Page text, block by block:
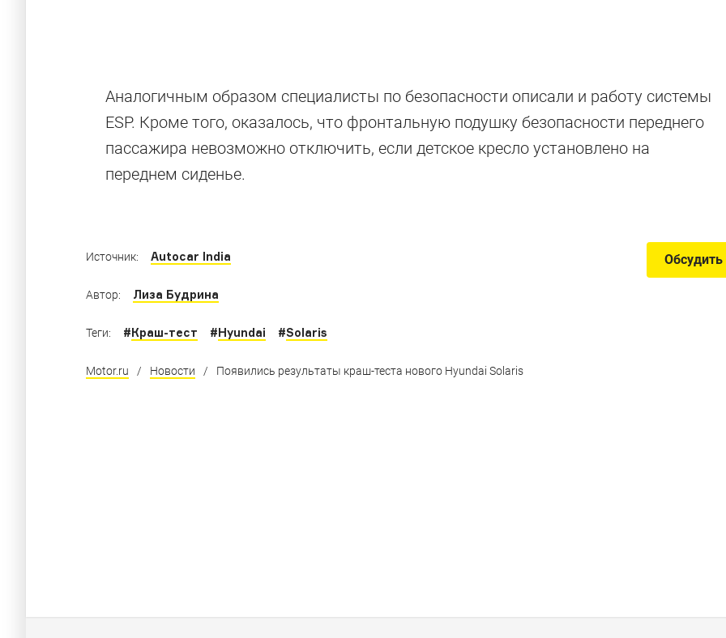
Аналогичным образом специалисты по безопасности описали и работу системы
ESP. Кроме того, оказалось, что фронтальную подушку безопасности переднего
пассажира невозможно отключить, если детское кресло установлено на
переднем сиденье.
Серые новинки
Машины, недавно появившиеся в России благодаря параллельному импорту
Обсудить
Источник: Autocar India
Автор: Лиза Будрина
Теги: #Краш-тест #Hyundai #Solaris
Motor.ru / Новости / Появились результаты краш-теста нового Hyundai Solaris